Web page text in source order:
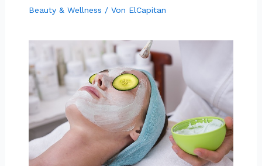
Beauty & Wellness / Von ElCapitan